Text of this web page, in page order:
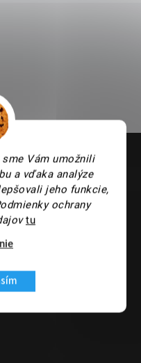
Vám umožnili
a vďaka analýze
jeho funkcie,
ochrany
tu